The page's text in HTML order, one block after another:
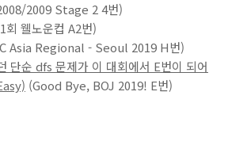
2009 Stage 2 4번)
회 웰노운컵 A2번)
Asia Regional - Seoul 2019 H번)
단순 dfs 문제가 이 대회에서 E번이 되어
(Good Bye, BOJ 2019! E번)